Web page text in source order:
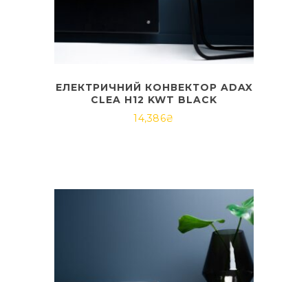
ЕЛЕКТРИЧНИЙ КОНВЕКТОР ADAX
CLEA H12 KWT BLACK
14,386₴